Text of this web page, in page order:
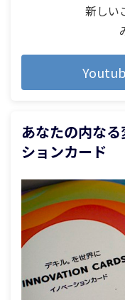
新しい
あなたの内な
ションカード